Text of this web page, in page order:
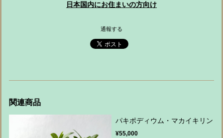
日本国内にお住まいの方向け
通報する
関連商品
パキポディウム・マカイキリン
¥55,000